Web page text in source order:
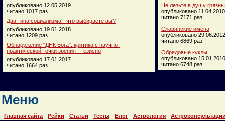
опубликовано 12.05.2019
читано 1017 раз
Два типа социализма - что выбираете вы?
опубликовано 19.01.2018
читано 1209 раз
Обнаружение "ДНК Бога": критика с научно-
практической точки зрения - тезисно
опубликовано 17.01.2017
читано 1664 раз
Не лезьте в душу
опубликовано 11.04.2010
читано 7171 раз
Славянские имена
опубликовано 29.06.2012
читано 6869 раз
Обрядовые куклы
опубликовано 15.01.2010
читано 6748 раз
Меню
Главная сайта Рейки Статьи Тесты Блог Астрология